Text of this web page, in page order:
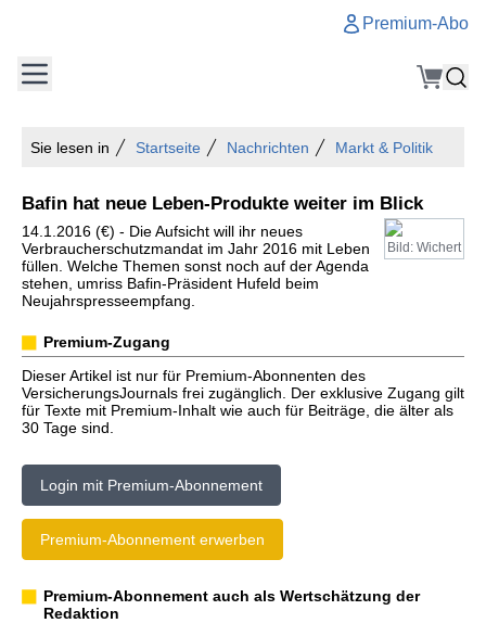
Premium-Abo
Sie lesen in Startseite Nachrichten Markt & Politik
Bafin hat neue Leben-Produkte weiter im Blick
Bild: Wichert
14.1.2016 (€) - Die Aufsicht will ihr neues
Verbraucherschutzmandat im Jahr 2016 mit Leben
füllen. Welche Themen sonst noch auf der Agenda
stehen, umriss Bafin-Präsident Hufeld beim
Neujahrspresseempfang.
Premium-Zugang
Dieser Artikel ist nur für Premium-Abonnenten des
VersicherungsJournals frei zugänglich. Der exklusive Zugang gilt
für Texte mit Premium-Inhalt wie auch für Beiträge, die älter als
30 Tage sind.
Login mit Premium-Abonnement
Premium-Abonnement erwerben
Premium-Abonnement auch als Wertschätzung der
Redaktion